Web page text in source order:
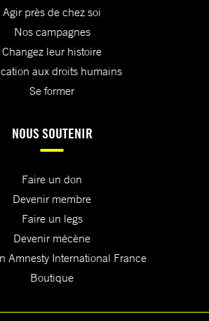
Agir près de chez soi
Nos campagnes
Changez leur histoire
aux droits humains
Se former
NOUS SOUTENIR
Faire un don
Devenir membre
Faire un legs
Devenir mécène
Amnesty International France
Boutique